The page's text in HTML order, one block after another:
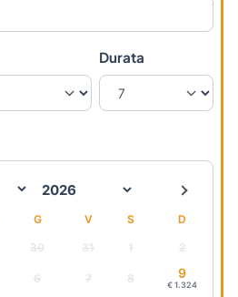
Durata
G V S D
30 31 1 2
6 7 8 9
€ 1.324